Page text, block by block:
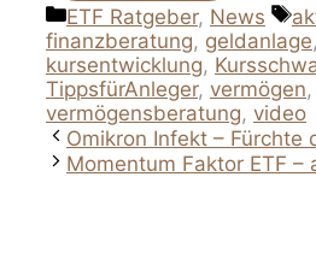
Kategorien
ETF Ratgeber, News
finanzberatung, geldanlage,
kursentwicklung,
TippsfürAnleger, vermögen,
vermögensberatung, video
Omikron Infekt – Fürchte
Momentum Faktor ETF –